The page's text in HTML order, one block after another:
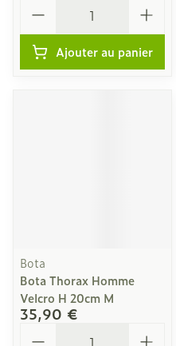
Ajouter au panier
Bota
Bota Thorax Homme
Velcro H 20cm M
35,90 €